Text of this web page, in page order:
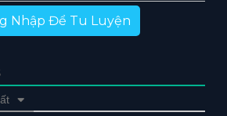
Nhập Để Tu Luyện